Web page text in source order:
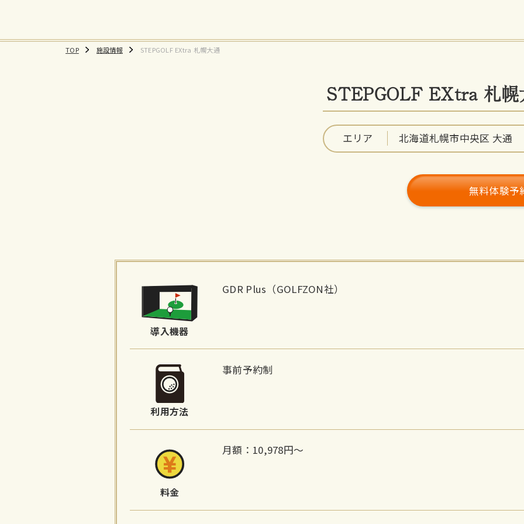
TOP 施設情報 STEPGOLF EXtra 札幌大通
STEPGOLF EXtra 札幌
エリア 北海道札幌市中央区 大通
無料体験予
導入機器
GDR Plus（GOLFZON社）
利用方法
事前予約制
料金
月額：10,978円～